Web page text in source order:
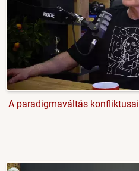
A paradigmaváltás konfliktusai